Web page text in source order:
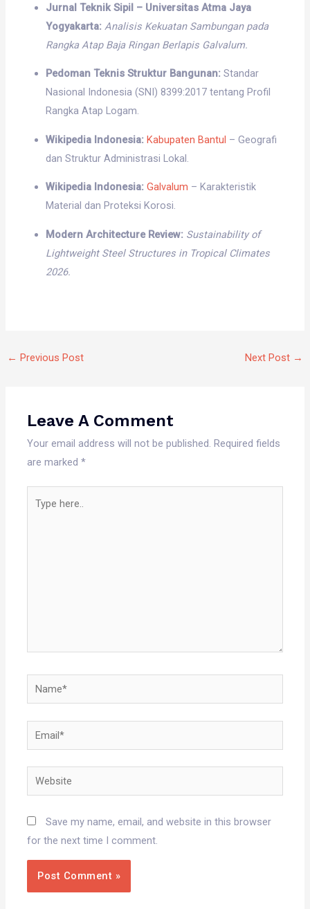
Jurnal Teknik Sipil – Universitas Atma Jaya
Yogyakarta: Analisis Kekuatan Sambungan pada
Rangka Atap Baja Ringan Berlapis Galvalum.
Pedoman Teknis Struktur Bangunan: Standar
Nasional Indonesia (SNI) 8399:2017 tentang Profil
Rangka Atap Logam.
Wikipedia Indonesia: Kabupaten Bantul – Geografi
dan Struktur Administrasi Lokal.
Wikipedia Indonesia: Galvalum – Karakteristik
Material dan Proteksi Korosi.
Modern Architecture Review: Sustainability of
Lightweight Steel Structures in Tropical Climates
2026.
← Previous Post Next Post →
Leave A Comment
Your email address will not be published. Required fields
are marked*
Name*
Email*
Website
Save my name, email, and website in this browser
for the next time I comment.